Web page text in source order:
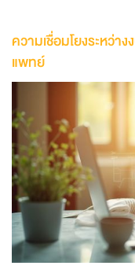
ความเชื่อมโยงระหว่า
แพทย์